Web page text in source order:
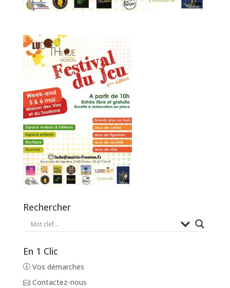
Rechercher
En 1 Clic
Vos démarches
Contactez-nous